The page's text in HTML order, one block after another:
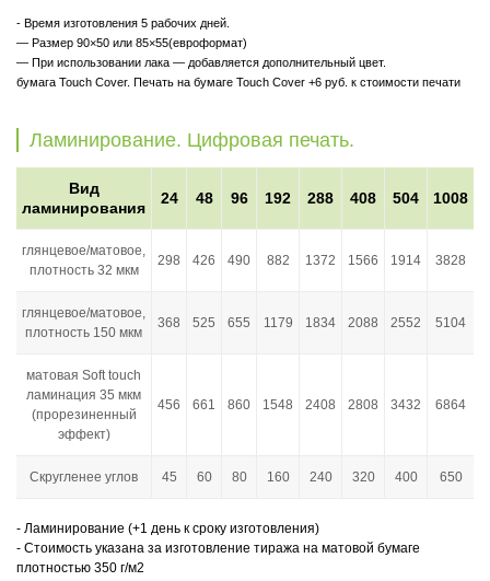
- Время изготовления 5 рабочих дней.
— Размер 90×50 или 85×55(евроформат)
— При использовании лака — добавляется дополнительный цвет.
бумага Touch Cover. Печать на бумаге Touch Cover +6 руб. к стоимости печати
Ламинирование. Цифровая печать.
Вид
ламинирования
24 48 96 192 288 408 504 1008
глянцевое/матовое,
плотность 32 мкм
298 426 490 882 1372 1566 1914 3828
глянцевое/матовое,
плотность 150 мкм
368 525 655 1179 1834 2088 2552 5104
матовая Soft touch
ламинация 35 мкм
(прорезиненный
эффект)
456 661 860 1548 2408 2808 3432 6864
Скругленее углов 45 60 80 160 240 320 400 650
- Ламинирование (+1 день к сроку изготовления)
- Стоимость указана за изготовление тиража на матовой бумаге
плотностью 350 г/м2